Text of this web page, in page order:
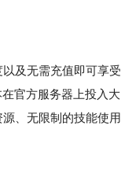
及无需充值即可享受
官方服务器上投入大
、无限制的技能使用